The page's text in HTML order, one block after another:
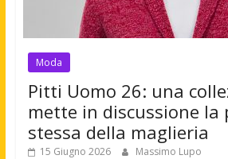
Moda
Pitti Uomo 26: una
mette in discussione la
stessa della maglieria
15 Giugno 2026 Massimo Lupo